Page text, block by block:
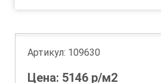
Артикул: 109630
Цена: 5146 р/м2